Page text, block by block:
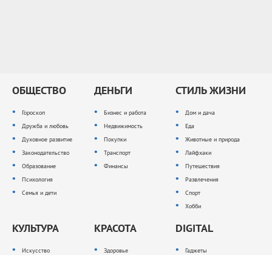
ОБЩЕСТВО
Гороскоп
Дружба и любовь
Духовное развитие
Законодательство
Образование
Психология
Семья и дети
ДЕНЬГИ
Бизнес и работа
Недвижимость
Покупки
Транспорт
Финансы
СТИЛЬ ЖИЗНИ
Дом и дача
Еда
Животные и природа
Лайфхаки
Путешествия
Развлечения
Спорт
Хобби
КУЛЬТУРА
Искусство
КРАСОТА
Здоровье
DIGITAL
Гаджеты